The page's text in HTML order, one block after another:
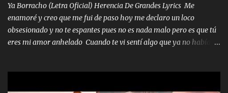
ofrece también peleam'os bien atentó el compa huicho la corta al
cinto y radios colgados cuando salimos del rancho carros
blindándos y bien equipados no somos gente de problemas pero
defendemos muy bien nuestra tierra buena sombra nos cobija y el
Ya Borracho (Letra Oficial) Herencia De Grandes Lyrics Me
enamoré y creo que me fui de paso hoy me declaro un loco
obsesionado y no te espantes pues no es nada malo pero es que tú
eres mi amor anhelado Cuando te vi sentí algo que ya no había
cariño de mi alma Que pa febrero vendré frente a ti con mis